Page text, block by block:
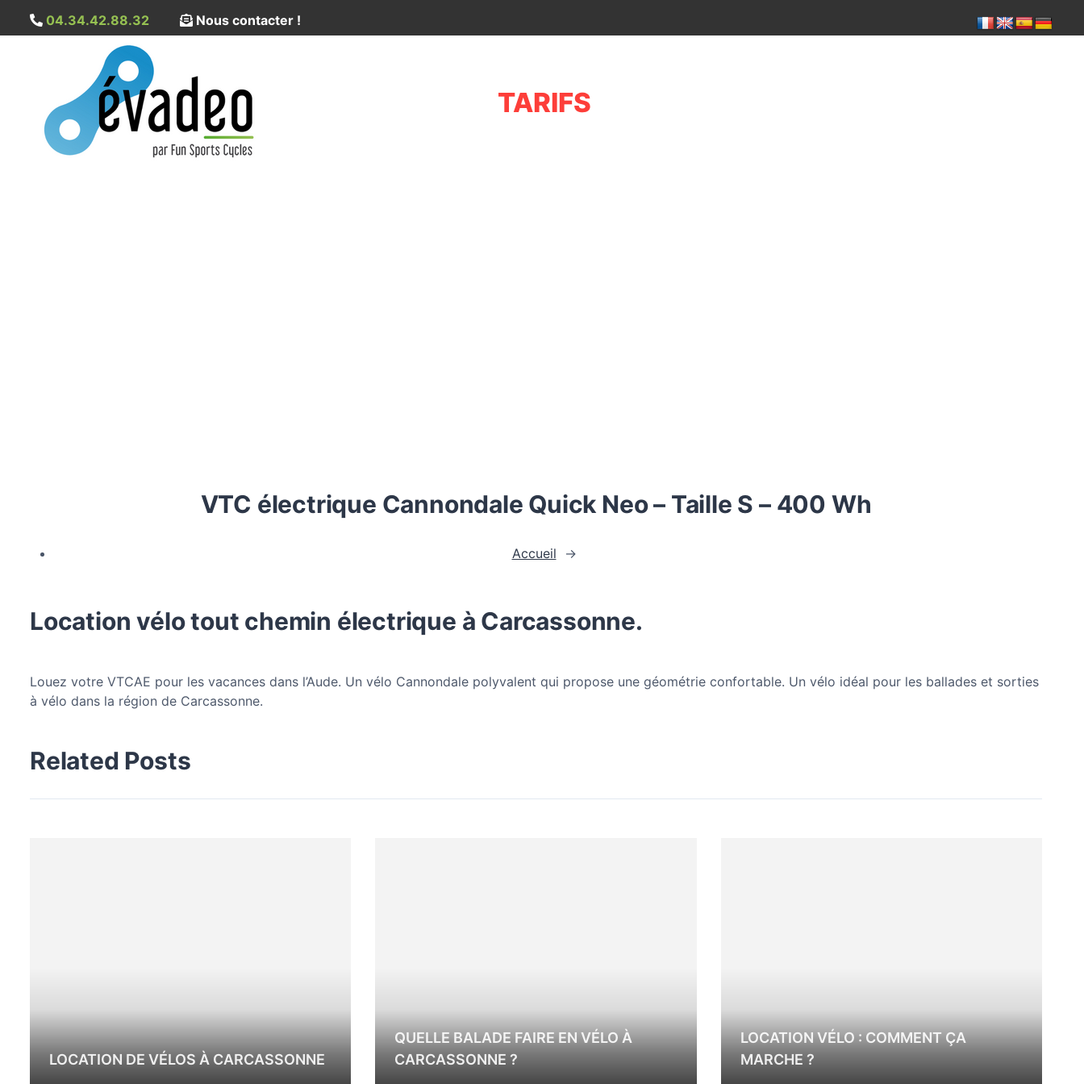
04.34.42.88.32 Nous contacter !
TARIFS
VTC électrique Cannondale Quick Neo – Taille S –
VTC électrique Cannondale Quick Neo – Taille S – 400 Wh
Accueil →
Location vélo tout chemin électrique à Carcassonne.
Louez votre VTCAE pour les vacances dans l’Aude. Un vélo Cannondale polyvalent qui propose une géométrie confortable. Un vélo idéal pour les ballades et sorties
à vélo dans la région de Carcassonne.
Related Posts
LOCATION DE VÉLOS À CARCASSONNE
QUELLE BALADE FAIRE EN VÉLO À
CARCASSONNE ?
LOCATION VÉLO : COMMENT ÇA
MARCHE ?